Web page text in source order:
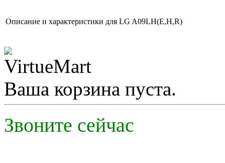
TOSOT GN-07F
Plzma ion
Описание и характеристики для LG A09LH(E,H,R)
Ваша корзина пуста.
Звоните сейчас